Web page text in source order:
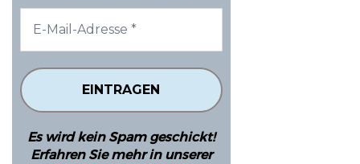
Es wird kein Spam geschickt!
Erfahren Sie mehr in unserer